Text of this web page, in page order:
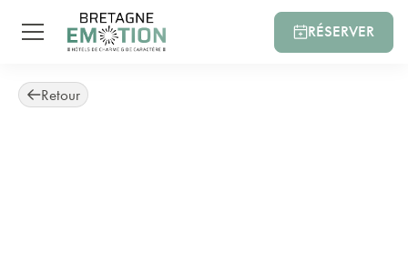
RÉSERVER
Retour